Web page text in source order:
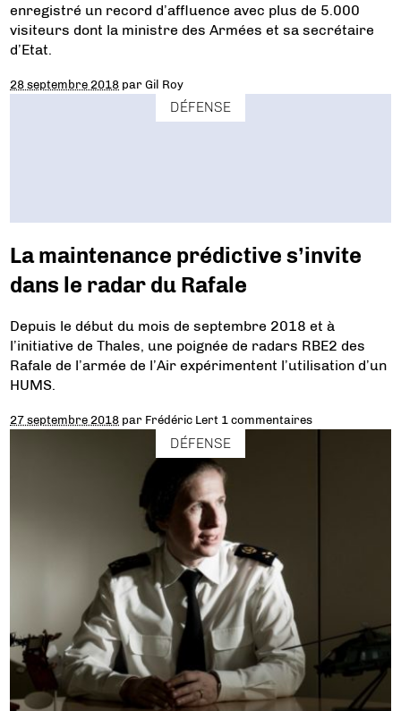
enregistré un record d’affluence avec plus de 5.000
visiteurs dont la ministre des Armées et sa secrétaire
d’Etat.
28 septembre 2018 parGil Roy
DÉFENSE
La maintenance prédictive s’invite
dans le radar du Rafale
Depuis le début du mois de septembre 2018 et à
l’initiative de Thales, une poignée de radars RBE2 des
Rafale de l’armée de l’Air expérimentent l’utilisation d’un
HUMS.
27 septembre 2018 par Frédéric Lert 1 commentaires
DÉFENSE